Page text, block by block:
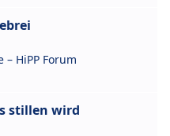
– HiPP Forum
stillen wird